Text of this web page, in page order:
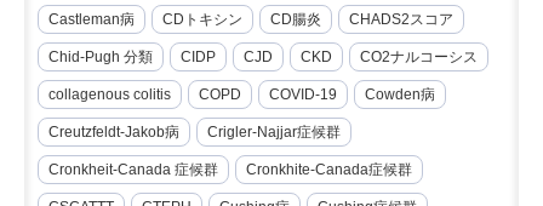
Castleman病 CDトキシン CD腸炎 CHADS2スコア
Chid-Pugh 分類 CIDP CJD CKD CO2ナルコーシス
collagenous colitis COPD COVID-19 Cowden病
Creutzfeldt-Jakob病 Crigler-Najjar症候群
Cronkheit-Canada 症候群 Cronkhite-Canada症候群